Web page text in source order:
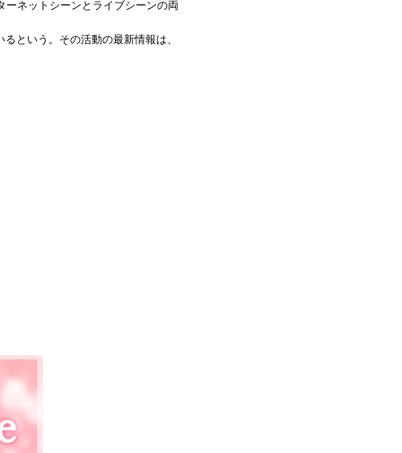
ネットシーンとライブシーンの両
という。その活動の最新情報は、